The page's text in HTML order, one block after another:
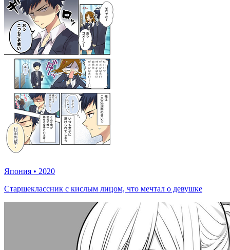
Япония • 2020
Старшеклассник с кислым лицом, что мечтал о девушке